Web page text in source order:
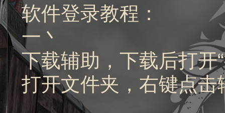
软件登录教程：
一丶
下载辅助，下载后打开
打开文件夹，右键点